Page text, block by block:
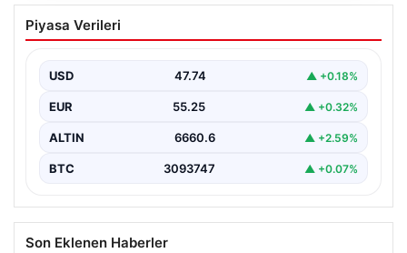
Holding patronuna bahis suçlaması.
Tüm malvarlığına el konuldu
Piyasa Verileri
USD 47.74 ▲ +0.18%
EUR 55.25 ▲ +0.32%
ALTIN 6660.6 ▲ +2.59%
BTC 3093747 ▲ +0.07%
Son Eklenen Haberler